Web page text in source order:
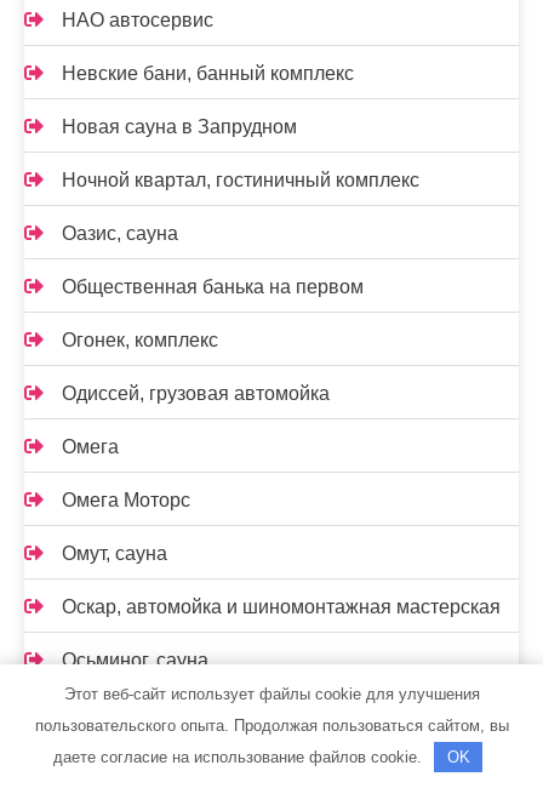
НАО автосервис
Невские бани, банный комплекс
Новая сауна в Запрудном
Ночной квартал, гостиничный комплекс
Оазис, сауна
Общественная банька на первом
Огонек, комплекс
Одиссей, грузовая автомойка
Омега
Омега Моторс
Омут, сауна
Оскар, автомойка и шиномонтажная мастерская
Осьминог, сауна
Этот веб-сайт использует файлы cookie для улучшения
пользовательского опыта. Продолжая пользоваться сайтом, вы
даете согласие на использование файлов cookie.
OK